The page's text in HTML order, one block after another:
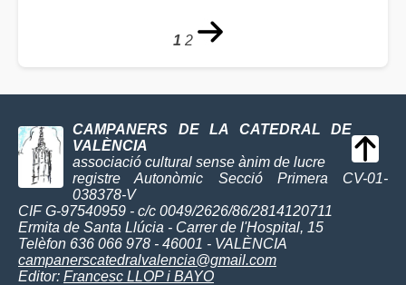
1 2
CAMPANERS DE LA CATEDRAL DE
VALÈNCIA
associació cultural sense ànim de lucre
registre Autonòmic Secció Primera CV-01-
038378-V
CIF G-97540959 - c/c 0049/2626/86/2814120711
Ermita de Santa Llúcia - Carrer de l'Hospital, 15
Telèfon 636 066 978 - 46001 - VALÈNCIA
campanerscatedralvalencia@gmail.com
Editor: Francesc LLOP i BAYO